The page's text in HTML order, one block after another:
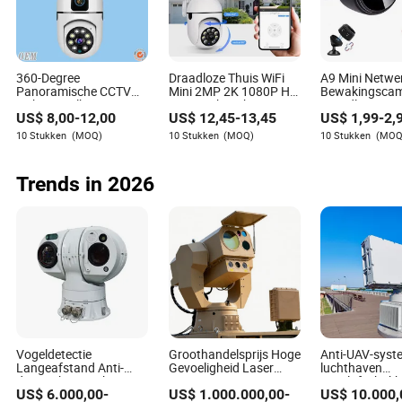
Conclusie: Gebruikers Empoweren in de
Bewakingsindustrie
Draadloze buitencamera's hebben de manier waarop we
beveiliging en bewaking benaderen getransformeerd, en
bieden robuuste oplossingen aan gebruikers uit
verschillende sectoren. Door productmaterialen te
begrijpen, geschikte gebruiksscenario's te identificeren,
effectieve sourcingstrategieën te gebruiken en
weloverwogen keuzes te maken, kunnen gebruikers de
voordelen van deze camera's maximaliseren. Of u nu een
huiseigenaar of een bedrijfsleider bent, investeren in de
juiste draadloze buitencamera kan uw gevoel van
360-Degree
Panoramische CCTV
Fisheye Bulb WiFi
Thuisbeveiliging IP
Camera
US$8,00-12,00
10 Stukken (MOQ)
Draadloze Thuis WiFi
Mini 2MP 2K 1080P HD
PTZ Nachtzicht SD
Video-opname
Fotografie
Netwerkintelligentie
US$ 12,45-13,45
10 Stukken (MOQ)
A9 Mini
Draadloos,
Magnetische
Bevestiging
US$ 1,99-
10 Stukken
Trends in 2026
Vogeldetectie
Langeafstand Anti-
drone Thermische
Camera
US$6.000,00-
Groothandelsprijs Hoge
Gevoeligheid Laser
voor Olieveld
US$ 1.000.000,00-
Anti-UAV-
luchthaven
drone-
US$